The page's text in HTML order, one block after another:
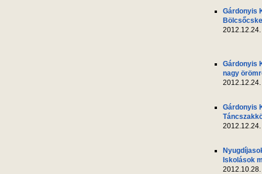
Gárdonyis
Bölcsőcske
2012.12.24.
Gárdonyis
nagy
2012.12.24.
Gárdonyis
2012.12.24.
Iskolások
2012.10.28.